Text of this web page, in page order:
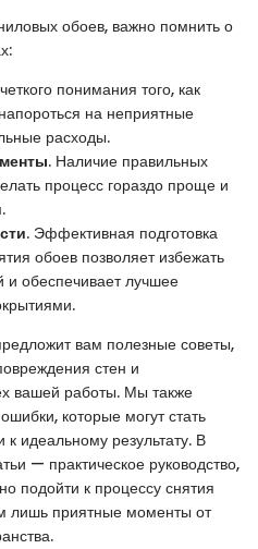
обоев, важно помнить о
понимания того, как
на неприятные
расходы.
. Наличие правильных
процесс гораздо проще и
. Эффективная подготовка
обоев позволяет избежать
и обеспечивает лучшее
вам полезные советы,
стен и
вашей работы. Мы также
которые могут стать
идеальному результату. В
— практическое руководство,
подойти к процессу снятия
лишь приятные моменты от